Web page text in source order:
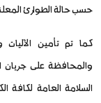
حسب حالة الطوارئ
كما تم تأمين الآليات
والمحافظة على جريان
السلامة العامة لكافة